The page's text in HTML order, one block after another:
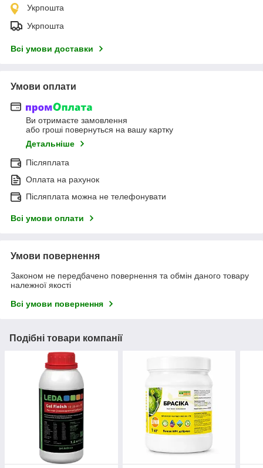
Укрпошта
Укрпошта
Всі умови доставки
Умови оплати
Ви отримаєте замовлення
або гроші повернуться на вашу картку
Детальніше
Післяплата
Оплата на рахунок
Післяплата можна не телефонувати
Всі умови оплати
Умови повернення
Законом не передбачено повернення та обмін даного товару
належної якості
Всі умови повернення
Подібні товари компанії